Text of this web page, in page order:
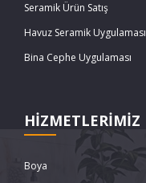
Seramik Ürün Satış
Havuz Seramik Uygulaması
Bina Cephe Uygulaması
HİZMETLERİMİZ
Boya